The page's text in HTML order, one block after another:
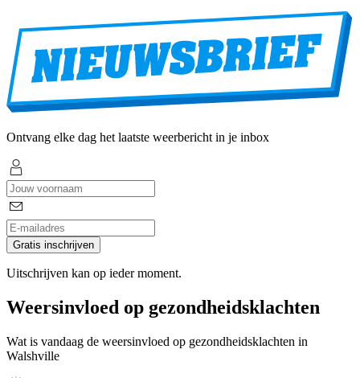
Ontvang elke dag het laatste weerbericht in je inbox
Gratis inschrijven
Uitschrijven kan op ieder moment.
Weersinvloed op gezondheidsklachten
Wat is vandaag de weersinvloed op gezondheidsklachten in
Walshville